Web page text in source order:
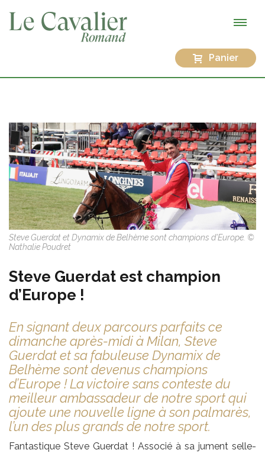
Panier
Steve Guerdat et Dynamix de Belhème sont champions d'Europe. ©
Nathalie Poudret
Steve Guerdat est champion
d’Europe !
En signant deux parcours parfaits ce
dimanche après-midi à Milan, Steve
Guerdat et sa fabuleuse Dynamix de
Belhème sont devenus champions
d’Europe ! La victoire sans conteste du
meilleur ambassadeur de notre sport qui
ajoute une nouvelle ligne à son palmarès,
l’un des plus grands de notre sport.
Fantastique Steve Guerdat ! Associé à sa jument selle-